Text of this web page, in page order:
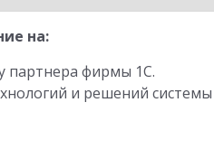
на:
партнера фирмы 1С.
и решений